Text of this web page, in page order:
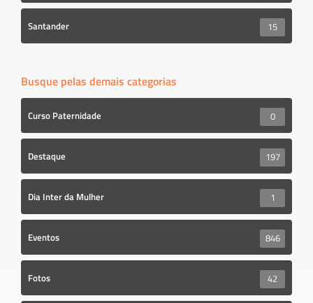
Santander 15
Busque pelas demais categorias
Curso Paternidade 0
Destaque 197
Dia Inter da Mulher 1
Eventos 846
Fotos 42